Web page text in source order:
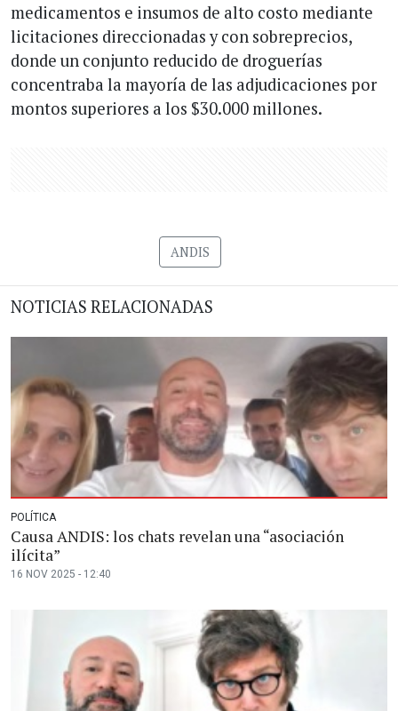
medicamentos e insumos de alto costo mediante
licitaciones direccionadas y con sobreprecios,
donde un conjunto reducido de droguerías
concentraba la mayoría de las adjudicaciones por
montos superiores a los $30.000 millones.
ANDIS
NOTICIAS RELACIONADAS
POLÍTICA
Causa ANDIS: los chats revelan una “asociación
ilícita”
16 NOV 2025 - 12:40